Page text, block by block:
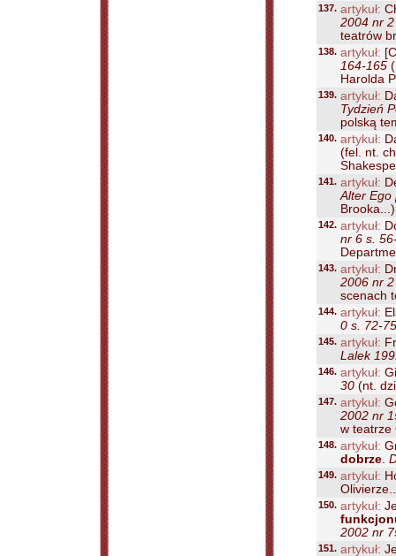
137. artykuł:
2004 nr
teatrów
138. artykuł:
164-165
Harolda
139. artykuł:
Tydzień
polską
140. artykuł:
(fel. nt.
141. artykuł:
Alter Ego
Brooka...)
142. artykuł:
nr 6 s.
143. artykuł:
2006 nr
scenach
144. artykuł:
0 s. 72-75
145. artykuł:
Lalek
146. artykuł:
30 (nt.
147. artykuł:
2002 nr
w teatrze
148. artykuł:
dobrze.
149. artykuł:
150. artykuł:
2002 nr
151. artykuł: